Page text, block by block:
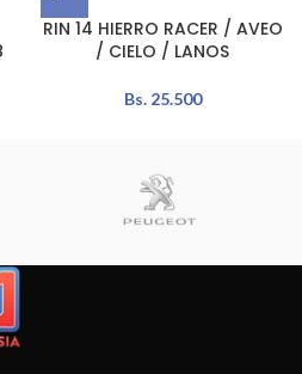
RIN 14 HIERRO RACER / AVEO
/ CIELO / LANOS
Bs.25.500